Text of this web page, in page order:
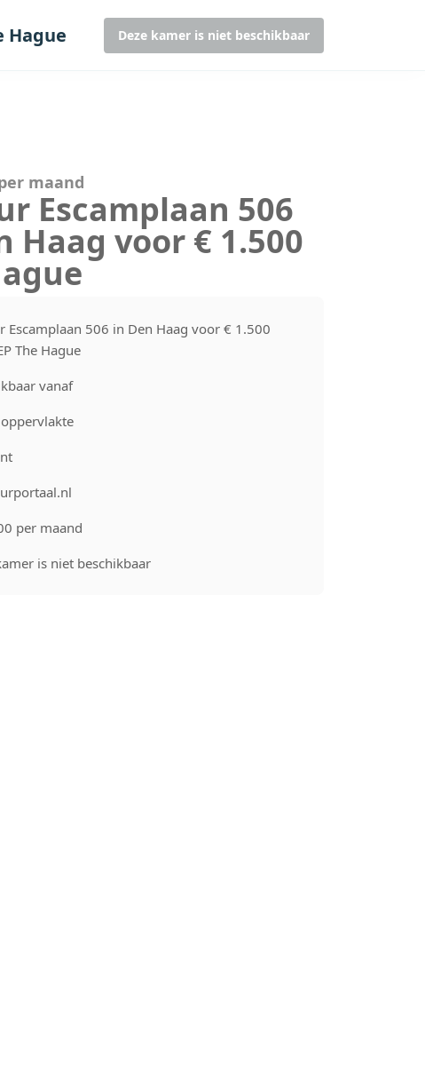
Hague Deze kamer is niet beschikbaar
maand
Escamplaan 506
Haag voor € 1.500
Escamplaan 506 in Den Haag voor € 1.500
The Hague
vanaf
per maand
is niet beschikbaar